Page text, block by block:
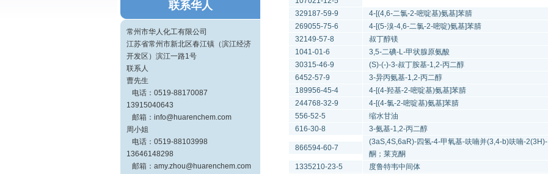
联系华人
常州市华人化工有限公司
江苏省常州市新北区春江镇（滨江经济
开发区）滨江一路1号
联系人
曹先生
电话：0519-88170087
13915040643
邮箱：info@huarenchem.com
周小姐
电话：0519-88103998
13646148298
邮箱：amy.zhou@huarenchem.com
329187-59-9 4-[(4,6-二氯-2-嘧啶基)氨基]苯腈
269055-75-6
4-[(5-溴-4,6-二氯-2-嘧啶)氨基]苯腈
32149-57-8
叔丁醇镁
1041-01-6
3,5-二碘-L-甲状腺原氨酸
30315-46-9
(S)-(-)-3-叔丁胺基-1,2-丙二醇
6452-57-9
3-异丙氨基-1,2-丙二醇
189956-45-4
4-[(4-羟基-2-嘧啶基)氨基]苯腈
244768-32-9
4-[(4-氯-2-嘧啶基)氨基]苯腈
556-52-5
缩水甘油
616-30-8
3-氨基-1,2-丙二醇
866594-60-7
(3aS,4S,6aR)-四氢-4-甲氧基-呋喃并(3,4-b)呋喃-2(3H)-
酮；莱克酮
1335210-23-5 度鲁特韦中间体